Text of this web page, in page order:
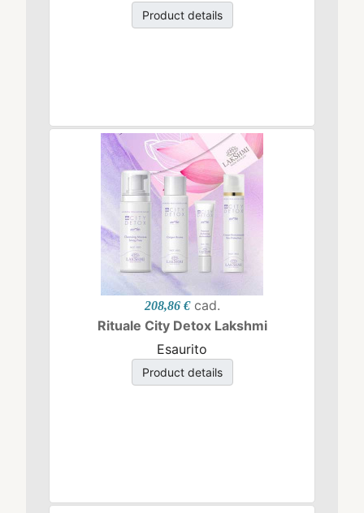
Product details
208,86 € cad.
Rituale City Detox Lakshmi
Esaurito
Product details